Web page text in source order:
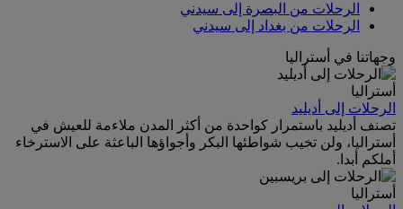
الرحلات من البصرة إلى سيدني
الرحلات من بغداد إلى سيدني
وجهاتنا في أستراليا
أستراليا
الرحلات إلى أديليد
تصنف أديليد باستمرار كواحدة من أكثر المدن ملاءمة للعيش في
أستراليا، ولن تخيب شواطئها البكر وأجواؤها الباعثة على الاسترخاء
أملكم أبدا.
أستراليا